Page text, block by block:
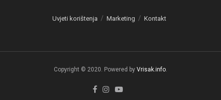
Uvjeti korištenja Marketing Kontakt
Copyright © 2020. Powered by Vrisak.info